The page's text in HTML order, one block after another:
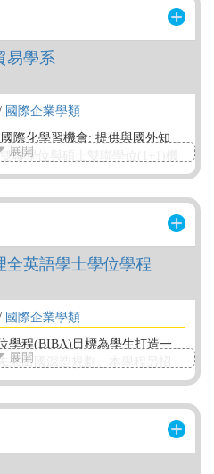
。 本系發行「會計與公司治
探討會計與公司治理為主之學
易學系
國際企業學類
際化學習機會: 提供與國外知
聯學位與碩士雙聯學位(1+1)機
教學模式同時配合4+1學、
業證照輔導與7+1企業實習課程
展開
全英語學士學位學程
國際企業學類
學程(BIBA)目標為學生打造一
來出國深造規劃。本學程另招
元國際學習環境中，制度上與
簽署3+N雙聯學制，學生於前3
簡稱3+N，最快4年可取得逢甲
展開